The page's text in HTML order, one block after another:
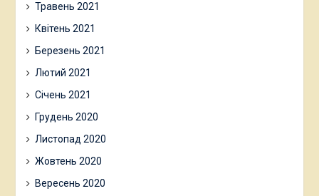
Травень 2021
Квітень 2021
Березень 2021
Лютий 2021
Січень 2021
Грудень 2020
Листопад 2020
Жовтень 2020
Вересень 2020